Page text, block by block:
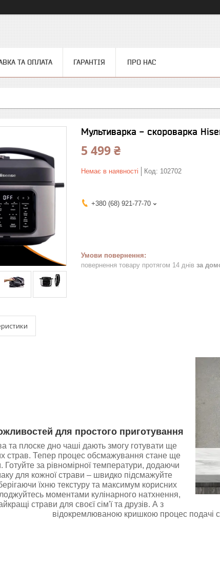
ТА ОПЛАТА ГАРАНТІЯ ПРО НАС
Мультиварка - скороварка
5 499 ₴
Немає в наявності Код: 102702
+380 (68) 921-77-70
повернення товару протягом 14 днів за
для простого приготування
та плоске дно чаші дають змогу готувати ще
страв. Тепер процес обсмажування стане ще
за рівномірної температури, додаючи
для кожної страви – швидко підсмажуйте
їхню текстуру та максимум корисних
моментами кулінарного натхнення,
страви для своєї сім'ї та друзів. А з
відокремлюваною кришкою процес подачі